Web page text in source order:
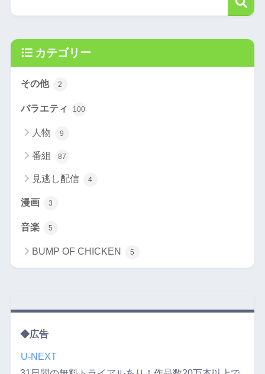
カテゴリー
その他 2
バラエティ 100
人物 9
番組 87
見逃し配信 4
漫画 3
音楽 5
BUMP OF CHICKEN 5
◆広告
U-NEXT